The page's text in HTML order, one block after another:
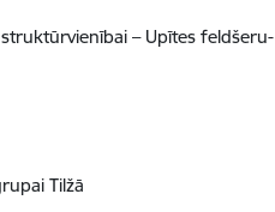
– Upītes feldšeru-
Tilžā